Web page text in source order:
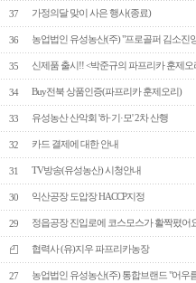
37 가정의달 맞이 사은 행사(종료)
36 농업법인 유성농산(주) "프로골퍼 김소진
35 신제품 출시!! <박준규의 파프리카 훈제오
34 Buy전북 상품인증(파프리카 훈제오리)
33 유성농산 산악회 '하·기·모' 2차 산행
32 카드 결제에 대한 안내
31 TV방송(유성농산) 시청안내
30 익산공장 도압장 HACCP지정
29 정읍공장 진입로에 코스모스가 활짝폈어
협력사 (유)지우 파프리카농장
27 농업법인 유성농산(주) 통합브랜드 "어우